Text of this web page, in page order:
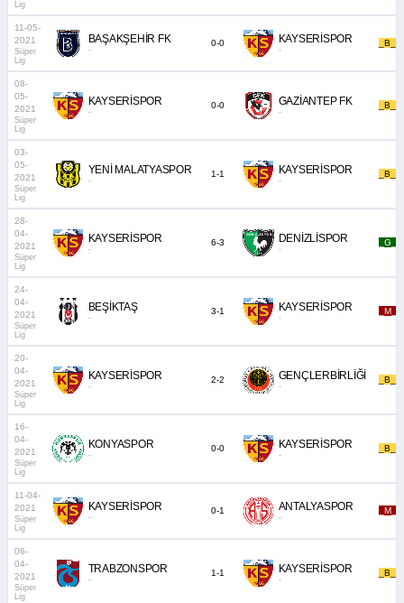
Lig
11-05-
2021
Süper
Lig
BAŞAKŞEHİR FK
-
0-0 KAYSERİSPOR
-
_B_
08-
05-
2021
Süper
Lig
KAYSERİSPOR
-
0-0 GAZİANTEP FK
-
_B_
03-
05-
2021
Süper
Lig
YENİ MALATYASPOR
-
1-1 KAYSERİSPOR
-
_B_
28-
04-
2021
Süper
Lig
KAYSERİSPOR
-
6-3 DENİZLİSPOR
-
_G_
24-
04-
2021
Süper
Lig
BEŞİKTAŞ
-
3-1 KAYSERİSPOR
-
_M_
20-
04-
2021
Süper
Lig
KAYSERİSPOR
-
2-2 GENÇLERBİRLİĞİ
-
_B_
16-
04-
2021
Süper
Lig
KONYASPOR
-
0-0 KAYSERİSPOR
-
_B_
11-04-
2021
Süper
Lig
KAYSERİSPOR
-
0-1 ANTALYASPOR
-
_M_
06-
04-
2021
Süper
Lig
TRABZONSPOR
-
1-1 KAYSERİSPOR
-
_B_